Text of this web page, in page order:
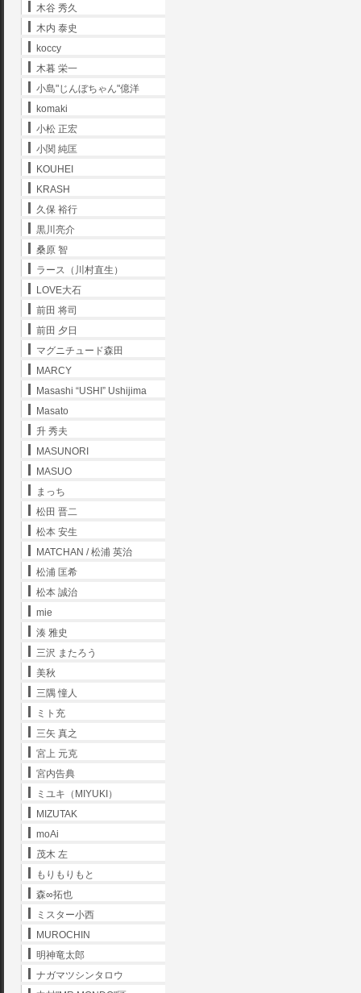
木谷 秀久
木内 泰史
koccy
木暮 栄一
小島"じんぼちゃん"億洋
komaki
小松 正宏
小関 純匡
KOUHEI
KRASH
久保 裕行
黒川亮介
桑原 智
ラース（川村直生）
LOVE大石
前田 将司
前田 夕日
マグニチュード森田
MARCY
Masashi “USHI” Ushijima
Masato
升 秀夫
MASUNORI
MASUO
まっち
松田 晋二
松本 安生
MATCHAN / 松浦 英治
松浦 匡希
松本 誠治
mie
湊 雅史
三沢 またろう
美秋
三隅 憧人
ミト充
三矢 真之
宮上 元克
宮内告典
ミユキ（MIYUKI）
MIZUTAK
moAi
茂木 左
もりもりもと
森∞拓也
ミスター小西
MUROCHIN
明神竜太郎
ナガマツシンタロウ